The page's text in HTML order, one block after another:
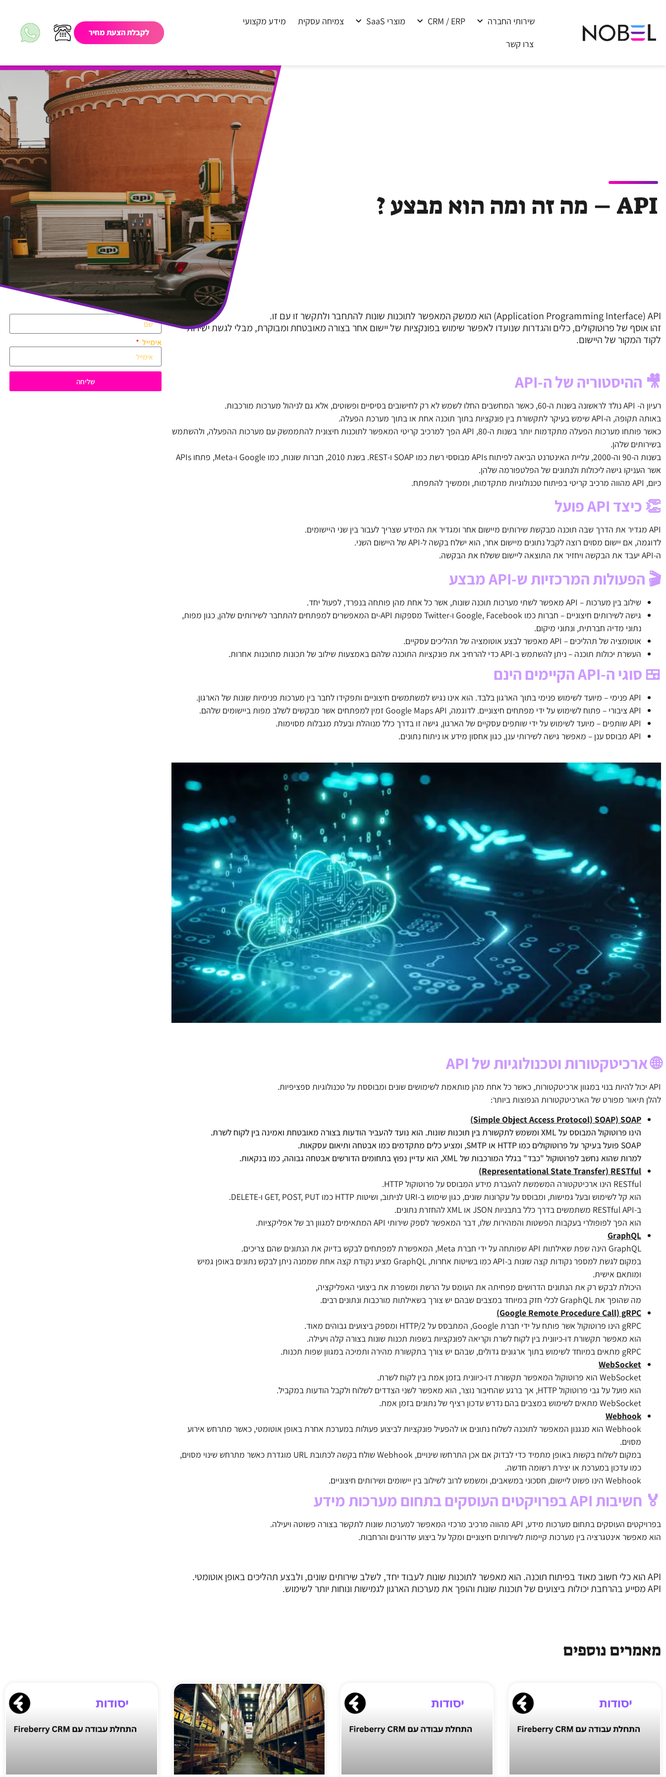
שירותי החברה CRM / ERP מוצרי SaaS צמיחה עסקית
מידע מקצועי
צרו קשר
לקבלת הצעת מחיר
API – מה זה ומה הוא מבצע ?
Application Programming Interface) API) הוא ממשק המאפשר לתוכנות שונות להתחבר ולתקשר זו עם זו.
זהו אוסף של פרוטוקולים, כלים והגדרות שנועדו לאפשר שימוש בפונקציות של יישום אחר בצורה מאובטחת ומבוקרת, מבלי לגשת ישירות
לקוד המקור של היישום.
🎥 ההיסטוריה של ה-API
רעיון ה- API נולד לראשונה בשנות ה-60, כאשר המחשבים החלו לשמש לא רק לחישובים בסיסיים ופשוטים, אלא גם לניהול מערכות מורכבות.
באותה תקופה, ה-API שימש בעיקר לתקשורת בין פונקציות בתוך תוכנה אחת או בתוך מערכת הפעלה.
כאשר פותחו מערכות הפעלה מתקדמות יותר בשנות ה-80, API הפך למרכיב קריטי המאפשר לתוכנות חיצונית להתממשק עם מערכות ההפעלה, ולהשתמש
בשירותים שלהן.
בשנות ה-90 וה-2000, עליית האינטרנט הביאה לפיתוח APIs מבוססי רשת כמו SOAP ו-REST. בשנת 2010, חברות שונות, כמו Google ו-Meta, פתחו APIs
אשר העניקו גישה ליכולות ולנתונים של הפלטפורמה שלהן.
כיום, API מהווה מרכיב קריטי בפיתוח טכנולוגיות מתקדמות, וממשיך להתפתח.
👏 כיצד API פועל
API מגדיר את הדרך שבה תוכנה מבקשת שירותים מיישום אחר ומגדיר את המידע שצריך לעבור בין שני היישומים.
לדוגמה, אם יישום מסוים רוצה לקבל נתונים מיישום אחר, הוא ישלח בקשה ל-API של היישום השני.
ה-API יעבד את הבקשה ויחזיר את התוצאה ליישום ששלח את הבקשה.
🎬 הפעולות המרכזיות ש-API מבצע
שילוב בין מערכות – API מאפשר לשתי מערכות תוכנה שונות, אשר כל אחת מהן פותחה בנפרד, לפעול יחד.
גישה לשירותים חיצוניים – חברות כמו Google, Facebook ו-Twitter מספקות API-ים המאפשרים למפתחים להתחבר לשירותים שלהן, כגון מפות,
נתוני מדיה חברתית, ונתוני מיקום.
אוטומציה של תהליכים – API מאפשר לבצע אוטומציה של תהליכים עסקיים.
העשרת יכולות תוכנה – ניתן להשתמש ב-API כדי להרחיב את פונקציות התוכנה שלהם באמצעות שילוב של תכונות מתוכנות אחרות.
🍱 סוגי ה-API הקיימים הינם
API פנימי – מיועד לשימוש פנימי בתוך הארגון בלבד. הוא אינו נגיש למשתמשים חיצוניים ותפקידו לחבר בין מערכות פנימיות שונות של הארגון.
API ציבורי – פתוח לשימוש על ידי מפתחים חיצוניים. לדוגמה, Google Maps API זמין למפתחים אשר מבקשים לשלב מפות ביישומים שלהם.
API שותפים – מיועד לשימוש על ידי שותפים עסקיים של הארגון, גישה זו בדרך כלל מנוהלת ובעלת מגבלות מסוימות.
API מבוסס ענן – מאפשר גישה לשירותי ענן, כגון אחסון מידע או ניתוח נתונים.
🌐 ארכיטקטורות וטכנולוגיות של API
API יכול להיות בנוי במגוון ארכיטקטורות, כאשר כל אחת מהן מותאמת לשימושים שונים ומבוססת על טכנולוגיות ספציפיות.
להלן תיאור מפורט של הארכיטקטורות הנפוצות ביותר:
Simple Object Access Protocol) SOAP) SOAP)
הינו פרוטוקול המבוסס על XML ומשמש לתקשורת בין תוכנות שונות. הוא נועד להעביר הודעות בצורה מאובטחת ואמינה בין לקוח לשרת.
SOAP פועל בעיקר על פרוטוקולים כמו HTTP או SMTP, ומציע כלים מתקדמים כמו אבטחה ותיאום עסקאות.
למרות שהוא נחשב לפרוטוקול "כבד" בגלל המורכבות של XML, הוא עדיין נפוץ בתחומים הדורשים אבטחה גבוהה, כמו בנקאות.
Representational State Transfer) RESTful)
RESTful הינו ארכיטקטורה המשמשת להעברת מידע המבוסס על פרוטוקול HTTP.
הוא קל לשימוש ובעל גמישות, ומבוסס על עקרונות שונים, כגון שימוש ב-URI לניתוב, ושיטות HTTP כמו GET, POST, PUT ו-DELETE.
ב-RESTful API משתמשים בדרך כלל בתבניות JSON או XML להחזרת נתונים.
הוא הפך לפופולרי בעקבות הפשטות והמהירות שלו, דבר המאפשר לספק שירותי API המתאימים למגוון רב של אפליקציות.
GraphQL
GraphQL הינה שפת שאילתות API שפותחה על ידי חברת Meta, המאפשרת למפתחים לבקש בדיוק את הנתונים שהם צריכים.
במקום לגשת למספר נקודות קצה שונות ב-API כמו בשיטות אחרות, GraphQL מציע נקודת קצה אחת שממנה ניתן לבקש נתונים באופן גמיש
ומותאם אישית.
היכולת לבקש רק את הנתונים הדרושים מפחיתה את העומס על הרשת ומשפרת את ביצועי האפליקציה,
מה שהופך את GraphQL לכלי חזק במיוחד במצבים שבהם יש צורך בשאילתות מורכבות ונתונים רבים.
Google Remote Procedure Call) gRPC)
gRPC הינו פרוטוקול אשר פותח על ידי חברת Google, המתבסס על HTTP/2 ומספק ביצועים גבוהים מאוד.
הוא מאפשר תקשורת דו-כיוונית בין לקוח לשרת וקריאה לפונקציות בשפות תכנות שונות בצורה קלה ויעילה.
gRPC מתאים במיוחד לשימוש בתוך ארגונים גדולים, שבהם יש צורך בתקשורת מהירה ותמיכה במגוון שפות תכנות.
WebSocket
WebSocket הוא פרוטוקול המאפשר תקשורת דו-כיוונית בזמן אמת בין לקוח לשרת.
הוא פועל על גבי פרוטוקול HTTP, אך ברגע שהחיבור נוצר, הוא מאפשר לשני הצדדים לשלוח ולקבל הודעות במקביל.
WebSocket מתאים לשימוש במצבים בהם נדרש עדכון רציף של נתונים בזמן אמת.
Webhook
Webhook הוא מנגנון המאפשר לתוכנה לשלוח נתונים או להפעיל פונקציות לביצוע פעולות במערכת אחרת באופן אוטומטי, כאשר מתרחש אירוע
מסוים.
במקום לשלוח בקשות באופן מתמיד כדי לבדוק אם אכן התרחשו שינויים, Webhook שולח בקשה לכתובת URL מוגדרת כאשר מתרחש שינוי מסוים,
כמו עדכון במערכת או יצירת רשומה חדשה.
Webhook הינו פשוט ליישום, חסכוני במשאבים, ומשמש לרוב לשילוב בין יישומים ושירותים חיצוניים.
🏅 חשיבות API בפרויקטים העוסקים בתחום מערכות מידע
בפרויקטים העוסקים בתחום מערכות מידע, API מהווה מרכיב מרכזי המאפשר למערכות שונות לתקשר בצורה פשוטה ויעילה.
הוא מאפשר אינטגרציה בין מערכות קיימות לשירותים חיצוניים ומקל על ביצוע שדרוגים והרחבות.
API הוא כלי חשוב מאוד בפיתוח תוכנה. הוא מאפשר לתוכנות שונות לעבוד יחד, לשלב שירותים שונים, ולבצע תהליכים באופן אוטומטי.
API מסייע בהרחבת יכולות ביצועים של תוכנות שונות והופך את מערכות הארגון לגמישות ונוחות יותר לשימוש.
אימייל
שליחה
מאמרים נוספים